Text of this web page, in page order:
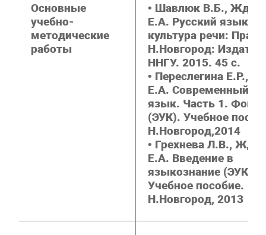
Основные
учебно-
методические
работы
• Шавлюк В.Б.,
Е.А. Русский язык и
культура речи:
Н.Новгород:
ННГУ. 2015. 45 c.
• Переслегина Е.Р.,
Е.А. Современный
язык. Часть 1.
(ЭУК). Учебное
Н.Новгород,2014
• Грехнева Л.В.,
Е.А. Введение в
языкознание (ЭУК).
Учебное пособие.
Н.Новгород, 2013